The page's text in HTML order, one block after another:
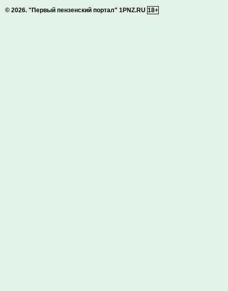
© 2026. "Первый пензенский портал" 1PNZ.RU 18+